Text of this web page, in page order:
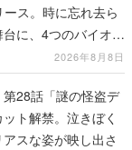
ス。時に忘れ去ら
に、4つのバイオー
2026年8月8日
第28話「謎の怪盗デ
ト解禁。泣きぼく
スな姿が映し出さ